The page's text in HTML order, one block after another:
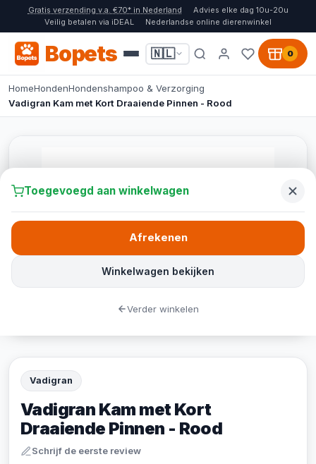
Gratis verzending v.a. €70* in Nederland
Advies elke dag 10u-20u
Veilig betalen via iDEAL
Nederlandse online dierenwinkel
Bopets 🇳🇱 0
HomeHondenHondenshampoo & Verzorging
Vadigran Kam met Kort Draaiende Pinnen - Rood
Vadigran
Vadigran Kam met Kort
Draaiende Pinnen - Rood
Schrijf de eerste review
Toegevoegd aan winkelwagen
Winkelwagen bekijken
Afrekenen
Verder winkelen